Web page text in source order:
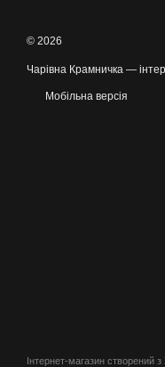
© 2026
Чарівна Крамничка —
Мобільна версія
Інтернет-магазин створений